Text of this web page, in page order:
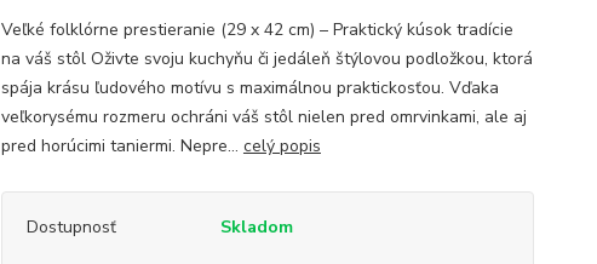
Veľké folklórne prestieranie (29 x 42 cm) – Praktický kúsok tradície
na váš stôl Oživte svoju kuchyňu či jedáleň štýlovou podložkou, ktorá
spája krásu ľudového motívu s maximálnou praktickosťou. Vďaka
veľkorysému rozmeru ochráni váš stôl nielen pred omrvinkami, ale aj
pred horúcimi taniermi. Nepre... celý popis
Dostupnosť Skladom